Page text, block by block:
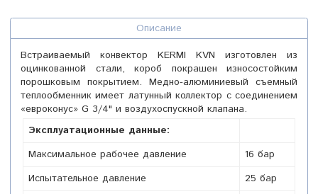
Описание
Встраиваемый конвектор KERMI KVN изготовлен из
оцинкованной стали, короб покрашен износостойким
порошковым покрытием. Медно-алюминиевый съемный
теплообменник имеет латунный коллектор с соединением
«евроконус» G 3/4" и воздухоспускной клапана.
Эксплуатационные данные:
Максимальное рабочее давление
16 бар
Испытательное давление
25 бар